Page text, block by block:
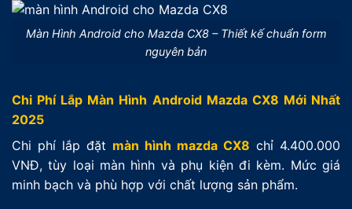
Màn Hình Android cho Mazda CX8 – Thiết kế chuẩn form
nguyên bản
Chi Phí Lắp Màn Hình Android Mazda CX8 Mới Nhất
2025
Chi phí lắp đặt màn hình mazda CX8 chỉ 4.400.000
VNĐ, tùy loại màn hình và phụ kiện đi kèm. Mức giá
minh bạch và phù hợp với chất lượng sản phẩm.